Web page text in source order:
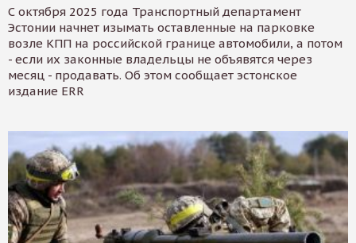
С октября 2025 года Транспортный департамент
Эстонии начнет изымать оставленные на парковке
возле КПП на российской границе автомобили, а потом
- если их законные владельцы не объявятся через
месяц - продавать. Об этом сообщает эстонское
издание ERR